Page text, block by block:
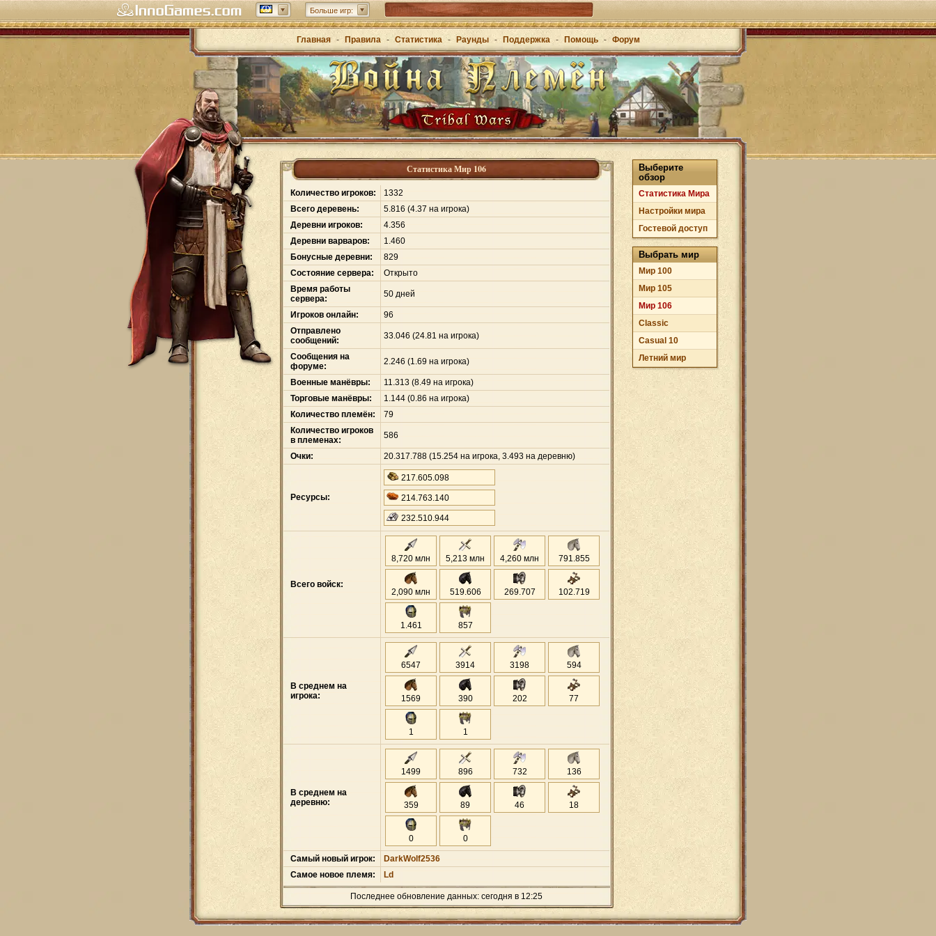
Больше игр: Tribal Wars 2 – сиквел классической игры
Forge of Empires – стратегия через эпохи
Grepolis – постройте свою империю в Древней
Греции
Главная - Правила - Статистика - Раунды - Поддержка - Помощь - Форум
Выберите
обзор
Статистика Мира
Настройки мира
Гостевой доступ
Выбрать мир
Мир 100
Мир 105
Мир 106
Classic
Casual 10
Летний мир
Статистика Мир 106
Количество игроков:
1332
Всего деревень:
5.816 (4.37 на игрока)
Деревни игроков:
4.356
Деревни варваров:
1.460
Бонусные деревни:
829
Состояние сервера:
Открыто
Время работы
сервера:
50 дней
Игроков онлайн:
96
Отправлено
сообщений:
33.046 (24.81 на игрока)
Сообщения на
форуме:
2.246 (1.69 на игрока)
Военные манёвры: 11.313 (8.49 на игрока)
Торговые манёвры:
1.144 (0.86 на игрока)
Количество племён:
79
Количество игроков
в племенах:
586
Очки: 20.317.788 (15.254 на игрока, 3.493 на деревню)
Ресурсы:
217.605.098
214.763.140
232.510.944
Всего войск:
8,720 млн 5,213 млн 4,260 млн 791.855
2,090 млн 519.606 269.707 102.719
1.461 857
В среднем на
игрока:
6547 3914 3198 594
1569 390 202 77
1 1
В среднем на
деревню:
1499 896 732 136
359 89 46 18
0 0
Самый новый игрок:
DarkWolf2536
Самое новое племя:
Ld
Последнее обновление данных: сегодня в 12:25